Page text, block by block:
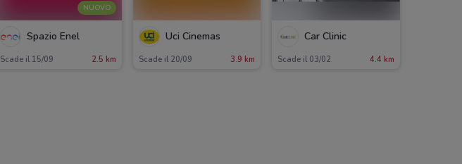
NUOVO
Spazio Enel
Scade il 15/09 2.5 km
Uci Cinemas
Scade il 20/09 3.9 km
Car Clinic
Scade il 03/02 4.4 km